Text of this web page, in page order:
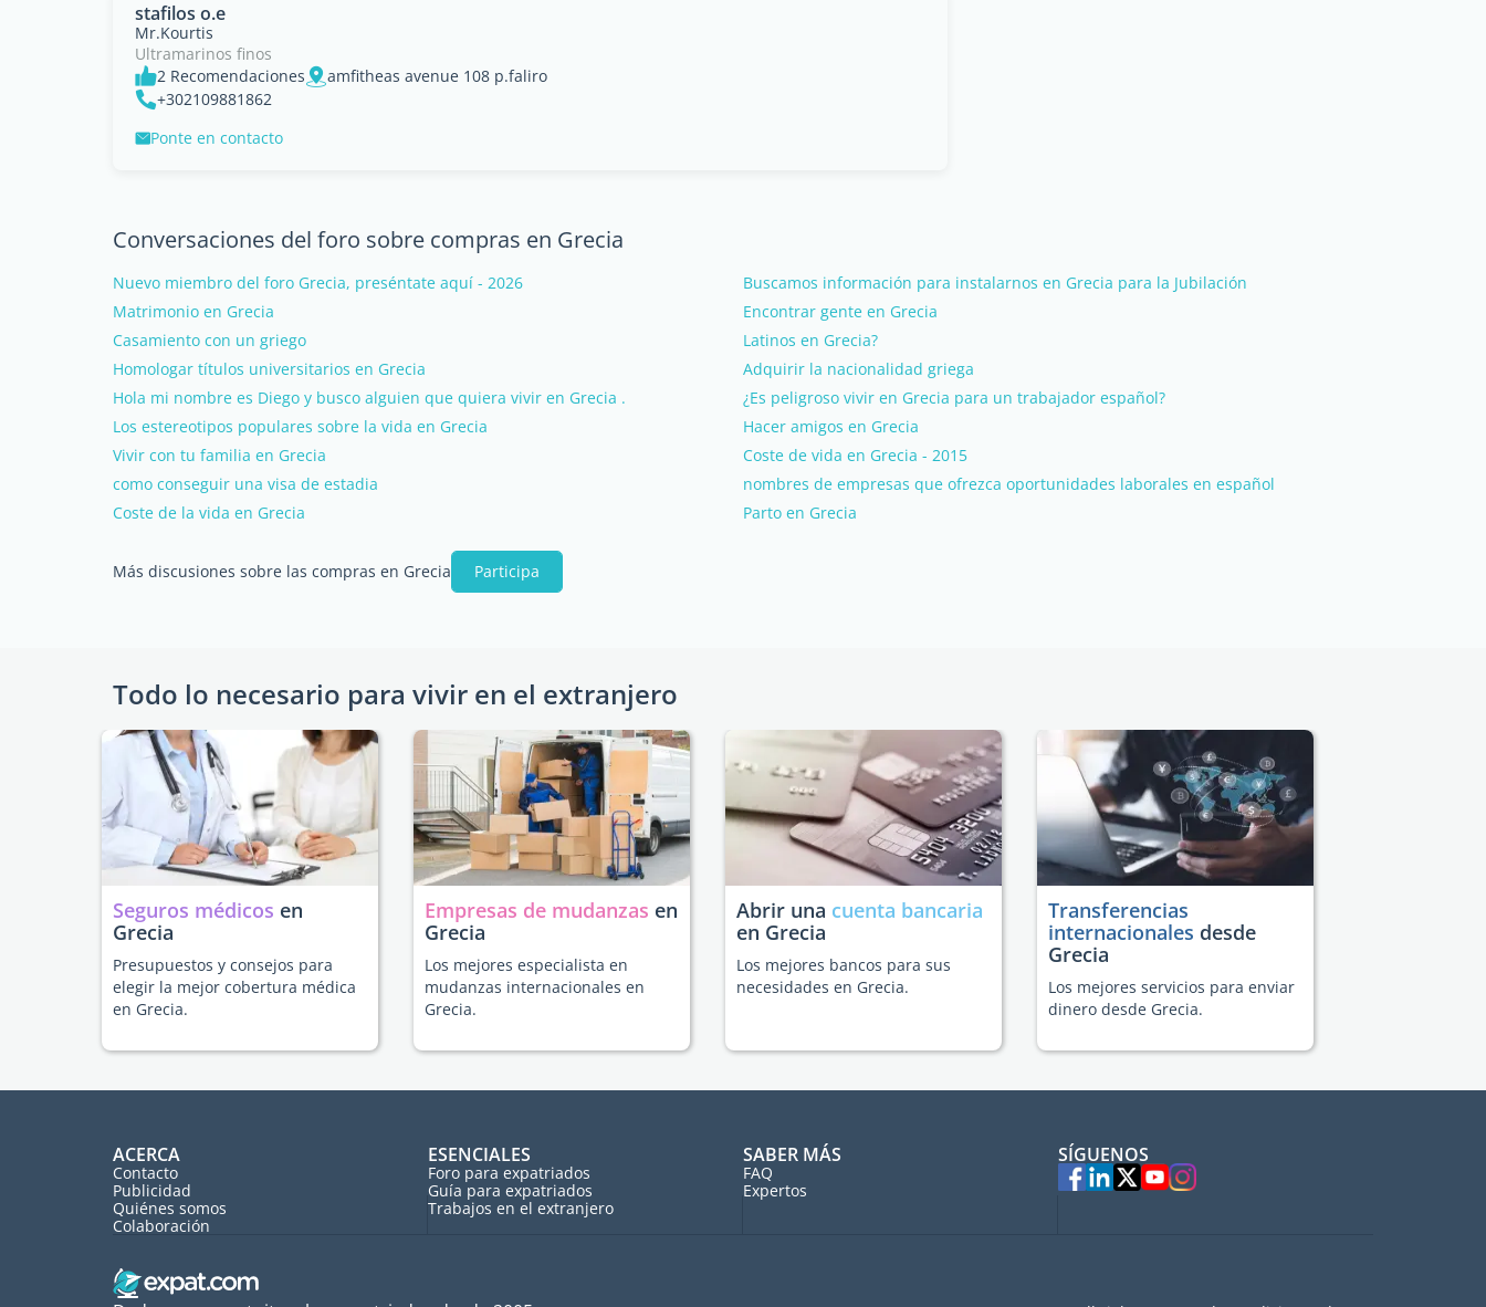
stafilos o.e
Mr.Kourtis
Ultramarinos finos
2 Recomendaciones
amfitheas avenue 108 p.faliro
+302109881862
Ponte en contacto
Conversaciones del foro sobre compras en Grecia
Nuevo miembro del foro Grecia, preséntate aquí - 2026
Buscamos información para instalarnos en Grecia para la Jubilación
Matrimonio en Grecia
Encontrar gente en Grecia
Casamiento con un griego
Latinos en Grecia?
Homologar títulos universitarios en Grecia
Adquirir la nacionalidad griega
Hola mi nombre es Diego y busco alguien que quiera vivir en Grecia .
¿Es peligroso vivir en Grecia para un trabajador español?
Los estereotipos populares sobre la vida en Grecia
Hacer amigos en Grecia
Vivir con tu familia en Grecia
Coste de vida en Grecia - 2015
como conseguir una visa de estadia
nombres de empresas que ofrezca oportunidades laborales en español
Coste de la vida en Grecia
Parto en Grecia
Más discusiones sobre las compras en Grecia Participa
Todo lo necesario para vivir en el extranjero
Seguros médicos en
Grecia
Presupuestos y consejos para
elegir la mejor cobertura médica
en Grecia.
Empresas de mudanzas en
Grecia
Los mejores especialista en
mudanzas internacionales en
Grecia.
Abrir una cuenta bancaria
en Grecia
Los mejores bancos para sus
necesidades en Grecia.
Transferencias
internacionales desde
Grecia
Los mejores servicios para enviar
dinero desde Grecia.
ACERCA
Contacto
Publicidad
Quiénes somos
Colaboración
ESENCIALES
Foro para expatriados
Guía para expatriados
Trabajos en el extranjero
SABER MÁS
FAQ
Expertos
SÍGUENOS